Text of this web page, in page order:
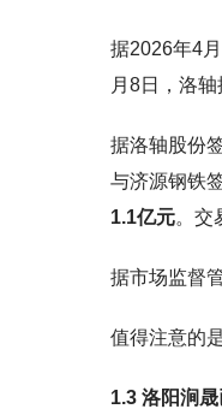
据2026年4
月8日，洛
据洛轴股份
与济源钢铁
1.1亿元。交
据市场监督
值得注意的
1.3 洛阳涧